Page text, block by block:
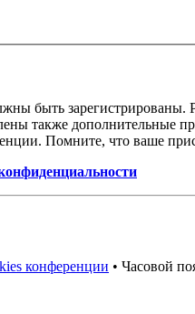
быть зарегистрированы.
также дополнительные
Помните, что ваше
конференции • Часовой